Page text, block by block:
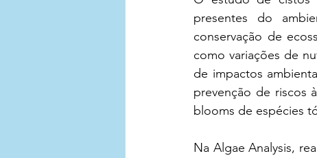
presentes do
conservação de
como variações de
de impactos
prevenção de riscos
blooms de espécies
Na Algae Analysis,